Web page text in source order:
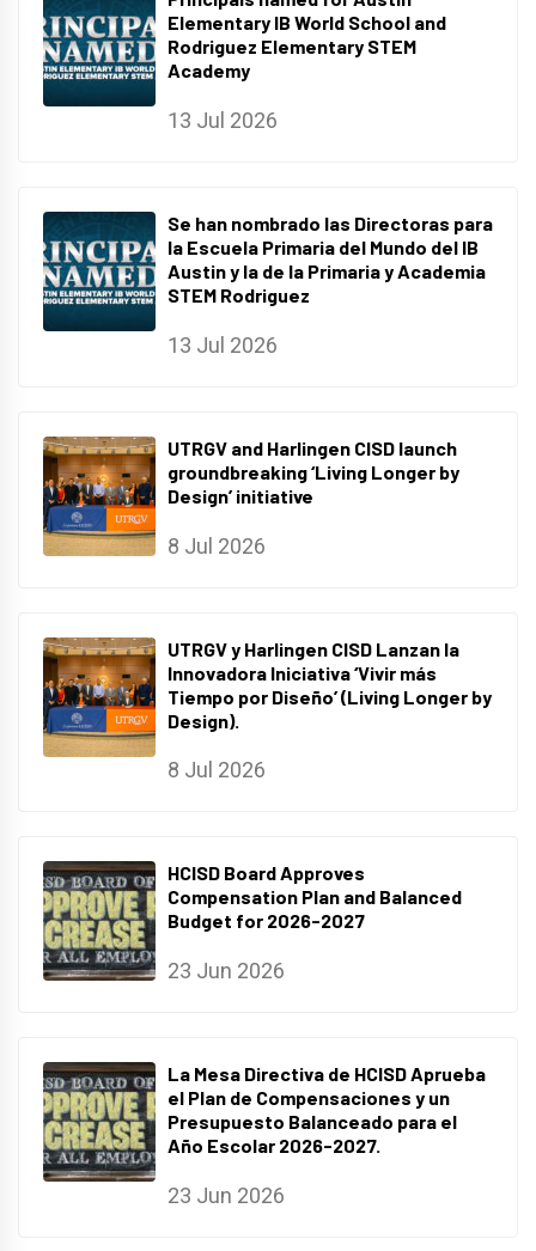
Elementary IB World School and
Rodriguez Elementary STEM
Academy
13 Jul 2026
Se han nombrado las Directoras para
la Escuela Primaria del Mundo del IB
Austin y la de la Primaria y Academia
STEM Rodriguez
13 Jul 2026
UTRGV and Harlingen CISD launch
groundbreaking ‘Living Longer by
Design’ initiative
8 Jul 2026
UTRGV y Harlingen CISD Lanzan la
Innovadora Iniciativa ‘Vivir más
Tiempo por Diseño’ (Living Longer by
Design).
8 Jul 2026
HCISD Board Approves
Compensation Plan and Balanced
Budget for 2026-2027
23 Jun 2026
La Mesa Directiva de HCISD Aprueba
el Plan de Compensaciones y un
Presupuesto Balanceado para el
Año Escolar 2026-2027.
23 Jun 2026